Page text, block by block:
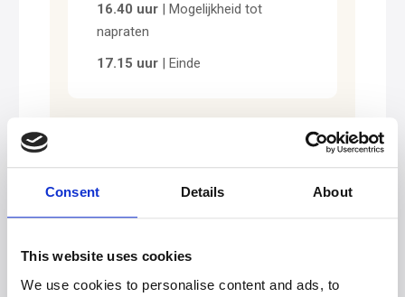
Consent Details About
This website uses cookies
We use cookies to personalise content and ads, to
16.40 uur | Mogelijkheid tot
napraten
17.15 uur | Einde